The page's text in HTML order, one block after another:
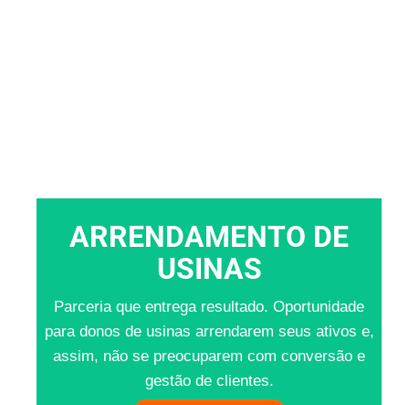
ARRENDAMENTO DE
USINAS
Parceria que entrega resultado. Oportunidade
para donos de usinas arrendarem seus ativos e,
assim, não se preocuparem com conversão e
gestão de clientes.